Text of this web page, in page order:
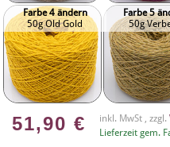
Farbe 4 ändern
50g Old Gold
Farbe 5
50g
51,90 € inkl. MwSt , zzgl.
Lieferzeit gem.